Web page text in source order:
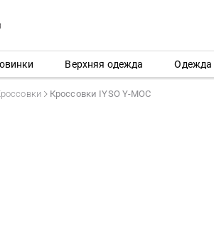
Верхняя одежда Одежда
Кроссовки IYSO Y-MOC